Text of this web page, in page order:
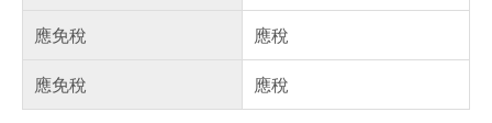
應免稅
應稅
應免稅
應稅